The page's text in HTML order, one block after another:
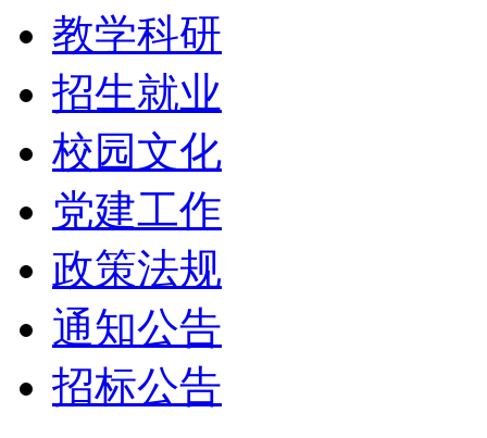
教学科研
招生就业
校园文化
党建工作
政策法规
通知公告
招标公告